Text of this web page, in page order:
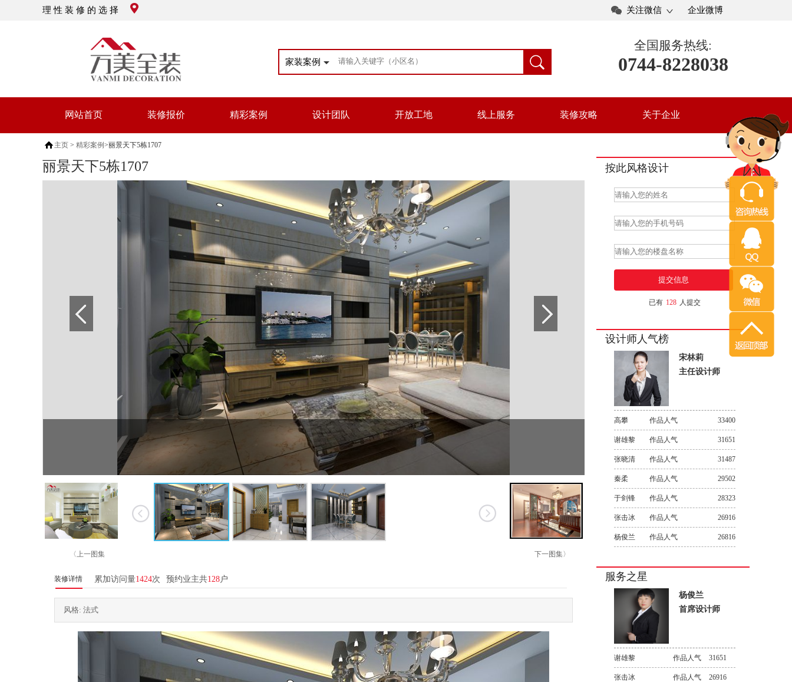
理 性 装 修 的 选 择 关注微信 企业微博
家装案例
全国服务热线:
0744-8228038
网站首页 装修报价 精彩案例 设计团队 开放工地 线上服务 装修攻略 关于企业
主页 > 精彩案例>丽景天下5栋1707
丽景天下5栋1707
〈上一图集 下一图集〉
装修详情 累加访问量1424次 预约业主共128户
风格: 法式
按此风格设计
已有 128 人提交
设计师人气榜
宋林莉
主任设计师
33400
高攀 作品人气
31651
谢雄黎 作品人气
31487
张晓清 作品人气
29502
秦柔 作品人气
28323
于剑锋 作品人气
26916
张击冰 作品人气
26816
杨俊兰 作品人气
服务之星
杨俊兰
首席设计师
31651
谢雄黎 作品人气
26916
张击冰 作品人气